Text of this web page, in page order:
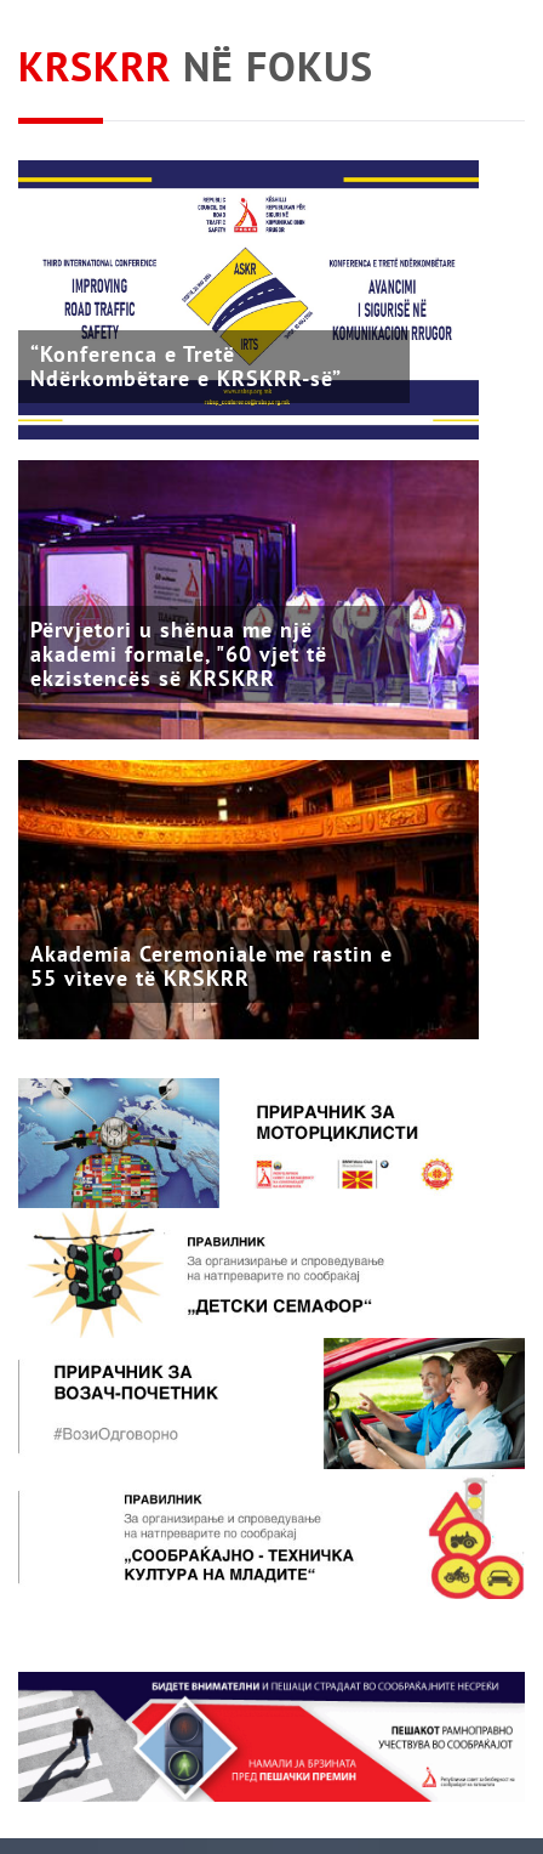
KRSKRR NË FOKUS
“Konferenca e Tretë
Ndërkombëtare e KRSKRR-së”
Përvjetori u shënua me një
akademi formale, "60 vjet të
ekzistencës së KRSKRR
Akademia Ceremoniale me rastin e
55 viteve të KRSKRR